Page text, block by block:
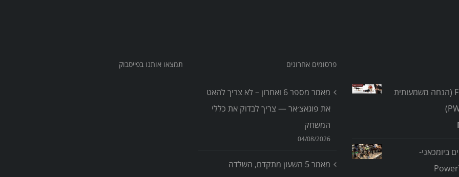
אבחון FMS (הנחה משמעותית
ביומכאני-
פרסומים אחרונים
מאמר מספר 6 ואחרון – לא צריך להאט
את פוגאצ׳אר — צריך לבדוק את כללי
המשחק
04/08/2026
מאמר 5 השעון מתקדם, השלדה
תמצאו אותנו בפייסבוק